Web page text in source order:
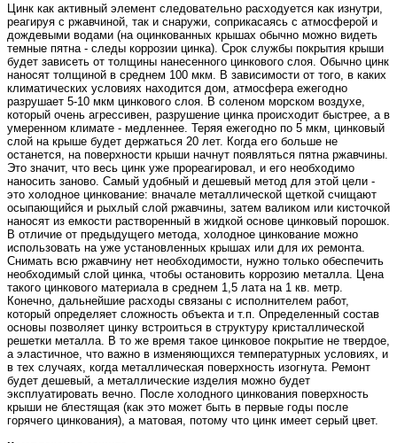
Цинк как активный элемент следовательно расходуется как изнутри,
реагируя с ржавчиной, так и снаружи, соприкасаясь с атмосферой и
дождевыми водами (на оцинкованных крышах обычно можно видеть
темные пятна - следы коррозии цинка). Срок службы покрытия крыши
будет зависеть от толщины нанесенного цинкового слоя. Обычно цинк
наносят толщиной в среднем 100 мкм. В зависимости от того, в каких
климатических условиях находится дом, атмосфера ежегодно
разрушает 5-10 мкм цинкового слоя. В соленом морском воздухе,
который очень агрессивен, разрушение цинка происходит быстрее, а в
умеренном климате - медленнее. Теряя ежегодно по 5 мкм, цинковый
слой на крыше будет держаться 20 лет. Когда его больше не
останется, на поверхности крыши начнут появляться пятна ржавчины.
Это значит, что весь цинк уже прореагировал, и его необходимо
наносить заново. Самый удобный и дешевый метод для этой цели -
это холодное цинкование: вначале металлической щеткой счищают
осыпающийся и рыхлый слой ржавчины, затем валиком или кисточкой
наносят из емкости растворенный в жидкой основе цинковый порошок.
В отличие от предыдущего метода, холодное цинкование можно
использовать на уже установленных крышах или для их ремонта.
Снимать всю ржавчину нет необходимости, нужно только обеспечить
необходимый слой цинка, чтобы остановить коррозию металла. Цена
такого цинкового материала в среднем 1,5 лата на 1 кв. метр.
Конечно, дальнейшие расходы связаны с исполнителем работ,
который определяет сложность объекта и т.п. Определенный состав
основы позволяет цинку встроиться в структуру кристаллической
решетки металла. В то же время такое цинковое покрытие не твердое,
а эластичное, что важно в изменяющихся температурных условиях, и
в тех случаях, когда металлическая поверхность изогнута. Ремонт
будет дешевый, а металлические изделия можно будет
эксплуатировать вечно. После холодного цинкования поверхность
крыши не блестящая (как это может быть в первые годы после
горячего цинкования), а матовая, потому что цинк имеет серый цвет.